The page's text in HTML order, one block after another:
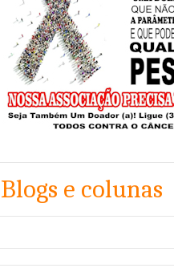
Blogs e colunas